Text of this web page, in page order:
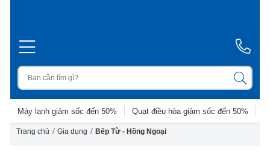
Máy lạnh giảm sốc đến 50% Quạt điều hòa giảm sốc đến 50%
Trang chủ / Gia dụng / Bếp Từ - Hồng Ngoại